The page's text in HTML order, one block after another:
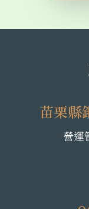
苗栗縣
營運